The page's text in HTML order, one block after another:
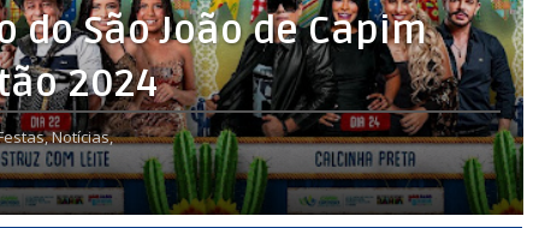
São João de Capim
2024
Notícias,